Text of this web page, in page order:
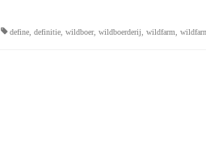
define, definitie, wildboer, wildboerderij wildfarm